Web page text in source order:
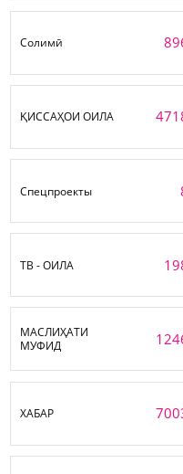
Солимӣ
ҚИССАҲОИ ОИЛА
Спецпроекты
ТВ - ОИЛА
МАСЛИҲАТИ
МУФИД
ХАБАР